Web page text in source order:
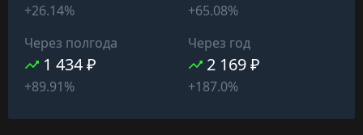
+26.14%
+65.08%
Через полгода
1 434 ₽
+89.91%
Через год
2 169 ₽
+187.0%